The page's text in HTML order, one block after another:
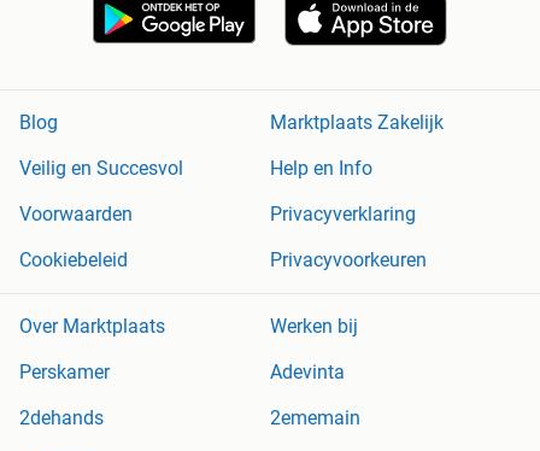
Blog
Marktplaats Zakelijk
Veilig en Succesvol
Help en Info
Voorwaarden
Privacyverklaring
Cookiebeleid
Privacyvoorkeuren
Over Marktplaats
Werken bij
Perskamer
Adevinta
2dehands
2ememain